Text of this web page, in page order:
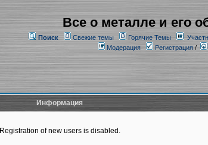
Все о металле и его
Поиск Свежие темы Горячие Темы
Модерация
Регистрация/
Информация
Registration of new users is disabled.